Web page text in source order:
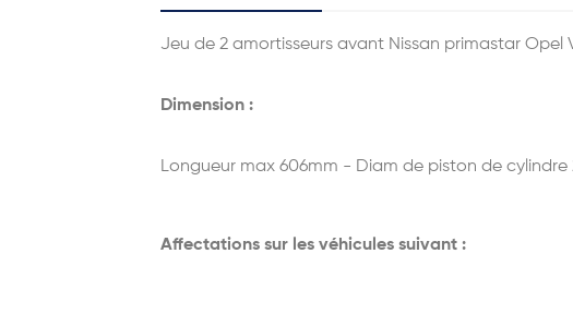
Jeu de 2 amortisseurs avant Nissan primastar Opel
Dimension :
Longueur max 606mm - Diam de piston de cylindre
Affectations sur les véhicules suivant :